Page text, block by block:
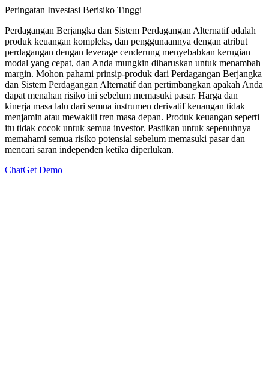
Peringatan Investasi Berisiko Tinggi
Perdagangan Berjangka dan Sistem Perdagangan Alternatif adalah
produk keuangan kompleks, dan penggunaannya dengan atribut
perdagangan dengan leverage cenderung menyebabkan kerugian
modal yang cepat, dan Anda mungkin diharuskan untuk menambah
margin. Mohon pahami prinsip-produk dari Perdagangan Berjangka
dan Sistem Perdagangan Alternatif dan pertimbangkan apakah Anda
dapat menahan risiko ini sebelum memasuki pasar. Harga dan
kinerja masa lalu dari semua instrumen derivatif keuangan tidak
menjamin atau mewakili tren masa depan. Produk keuangan seperti
itu tidak cocok untuk semua investor. Pastikan untuk sepenuhnya
memahami semua risiko potensial sebelum memasuki pasar dan
mencari saran independen ketika diperlukan.
ChatGet Demo